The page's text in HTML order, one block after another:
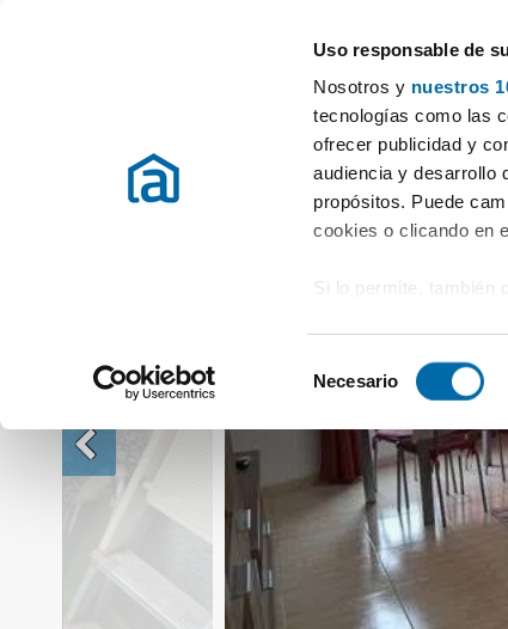
Uso responsable de
Nosotros y nuestros
tecnologías como las
ofrecer publicidad y
audiencia y desarrollo
propósitos. Puede
cookies o clicando en
Si lo permite, también
Identificar su
Obtenga más
preferencias en la
en la Declaración de
Las cookies de este
de redes sociales y
sitio web con
e
c
c
Necesario
Alquiler Pisos Sagunt / sagunto